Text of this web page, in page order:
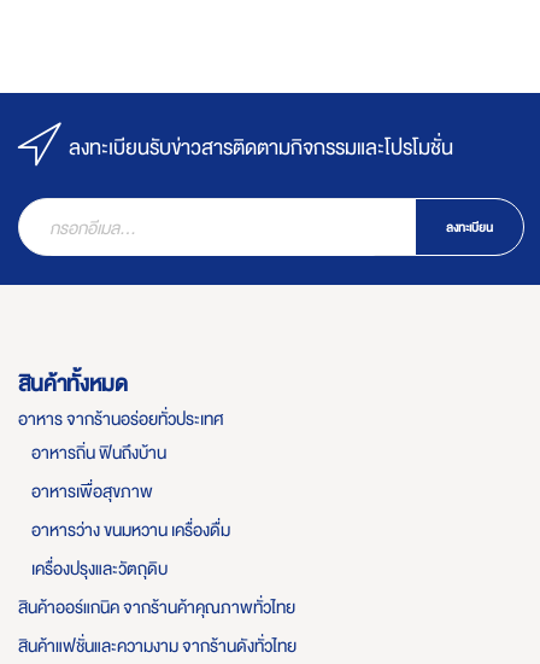
ลงทะเบียนรับข่าวสารติดตามกิจกรรมและโปรโมชั่น
ลงทะเบียน
สินค้าทั้งหมด
อาหาร จากร้านอร่อยทั่วประเทศ
อาหารถิ่น ฟินถึงบ้าน
อาหารเพื่อสุขภาพ
อาหารว่าง ขนมหวาน เครื่องดื่ม
เครื่องปรุงและวัตถุดิบ
สินค้าออร์แกนิค จากร้านค้าคุณภาพทั่วไทย
สินค้าแฟชั่นและความงาม จากร้านดังทั่วไทย